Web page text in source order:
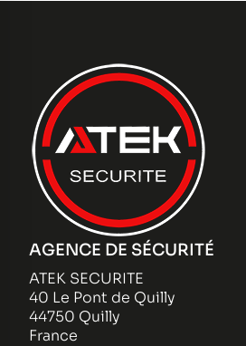
AGENCE DE SÉCURITÉ
ATEK SECURITE
40 Le Pont de Quilly
44750 Quilly
France